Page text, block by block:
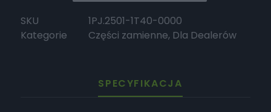
(bez
osłony
przeciwpyłowej)
SKU
1PJ.2501-1T40-0000
Kategorie
Części zamienne, Dla Dealerów
SPECYFIKACJA